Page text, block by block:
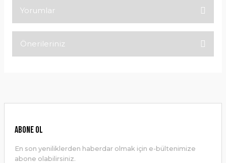
Yorumlar
Önerileriniz
Ürün resmi kalitesiz, bozuk veya görüntülenemiyor.
Ürün bilgilerinde hatalar bulunuyor.
ABONE OL
En son yeniliklerden haberdar olmak için e-bültenimize
abone olabilirsiniz.